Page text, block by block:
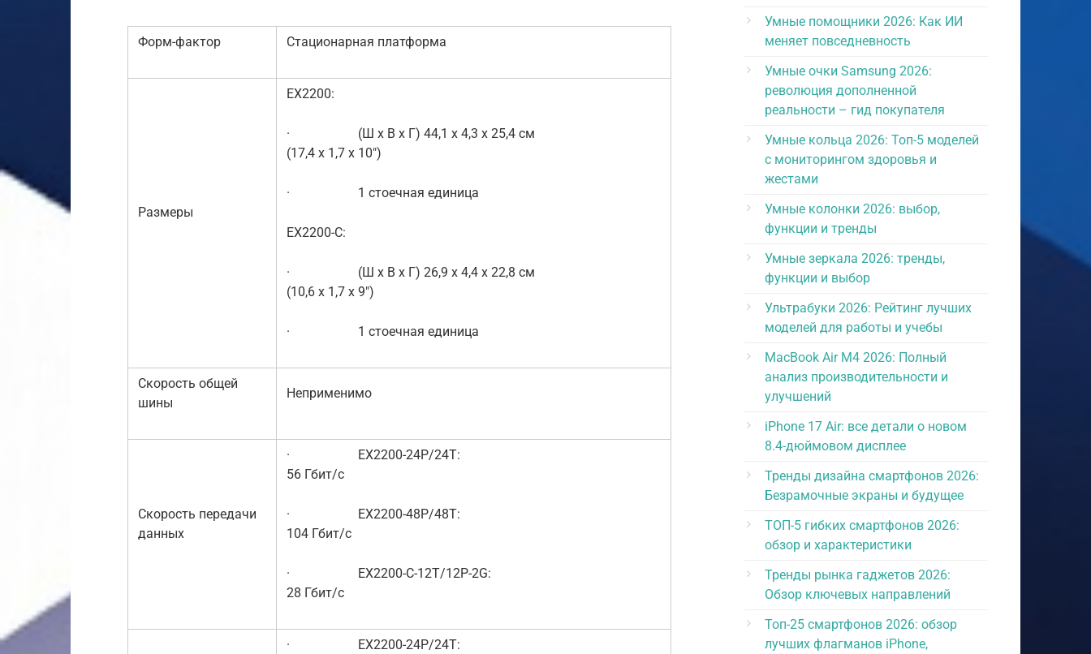
Форм-фактор Стационарная платформа
Размеры
EX2200:
· (Ш x В x Г) 44,1 x 4,3 x 25,4 см
(17,4 x 1,7 x 10″)
· 1 стоечная единица
EX2200-C:
· (Ш x В x Г) 26,9 x 4,4 x 22,8 см
(10,6 x 1,7 x 9″)
· 1 стоечная единица
Скорость общей
шины
Неприменимо
Скорость передачи
данных
· EX2200-24P/24T:
56 Гбит/c
· EX2200-48P/48T:
104 Гбит/c
· EX2200-C-12T/12P-2G:
28 Гбит/c
· EX2200-24P/24T:
Умные помощники 2026: Как ИИ
меняет повседневность
Умные очки Samsung 2026:
революция дополненной
реальности – гид покупателя
Умные кольца 2026: Топ-5 моделей
с мониторингом здоровья и
жестами
Умные колонки 2026: выбор,
функции и тренды
Умные зеркала 2026: тренды,
функции и выбор
Ультрабуки 2026: Рейтинг лучших
моделей для работы и учебы
MacBook Air M4 2026: Полный
анализ производительности и
улучшений
iPhone 17 Air: все детали о новом
8.4-дюймовом дисплее
Тренды дизайна смартфонов 2026:
Безрамочные экраны и будущее
ТОП-5 гибких смартфонов 2026:
обзор и характеристики
Тренды рынка гаджетов 2026:
Обзор ключевых направлений
Топ-25 смартфонов 2026: обзор
лучших флагманов iPhone,